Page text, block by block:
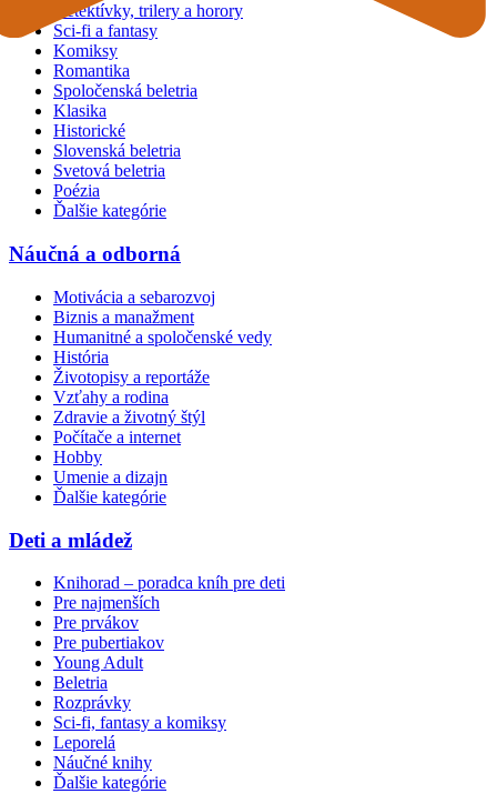
Detektívky, trilery a horory
Sci-fi a fantasy
Komiksy
Romantika
Spoločenská beletria
Klasika
Historické
Slovenská beletria
Svetová beletria
Poézia
Ďalšie kategórie
Náučná a odborná
Motivácia a sebarozvoj
Biznis a manažment
Humanitné a spoločenské vedy
História
Životopisy a reportáže
Vzťahy a rodina
Zdravie a životný štýl
Počítače a internet
Hobby
Umenie a dizajn
Ďalšie kategórie
Deti a mládež
Knihorad – poradca kníh pre deti
Pre najmenších
Pre prvákov
Pre pubertiakov
Young Adult
Beletria
Rozprávky
Sci-fi, fantasy a komiksy
Leporelá
Náučné knihy
Ďalšie kategórie